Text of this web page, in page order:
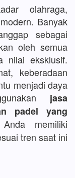
olahraga,
Banyak
sebagai
oleh semua
nilai eksklusif.
keberadaan
menjadi daya
jasa
padel yang
memiliki
tren saat ini